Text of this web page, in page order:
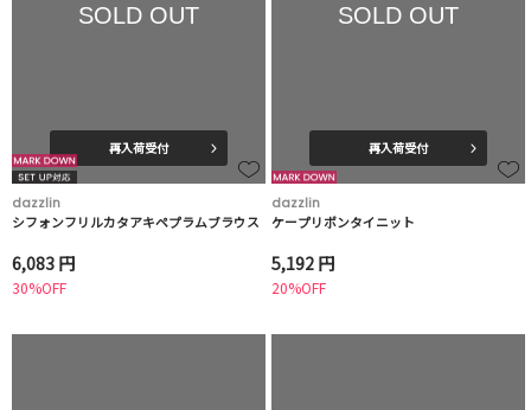
SOLD OUT
再入荷受付
dazzlin
シフォンフリルカタアキペプラムブラウス
6,083 円
30%OFF
SOLD OUT
再入荷受付
dazzlin
ケープリボンタイニット
5,192 円
20%OFF